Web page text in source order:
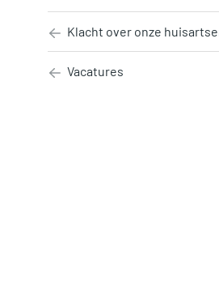
Klacht over onze
Vacatures